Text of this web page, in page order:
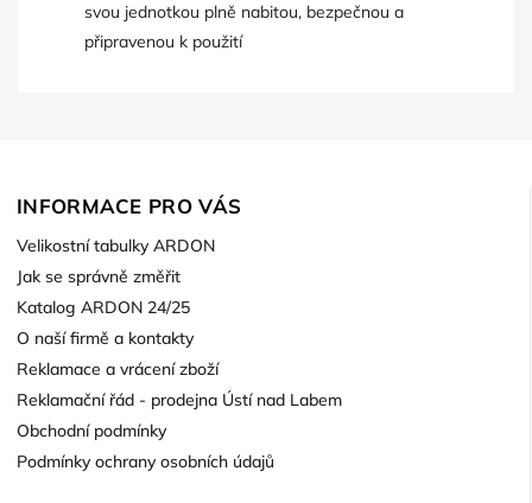
svou jednotkou plně nabitou, bezpečnou a
připravenou k použití
INFORMACE PRO VÁS
Velikostní tabulky ARDON
Jak se správně změřit
Katalog ARDON 24/25
O naší firmě a kontakty
Reklamace a vrácení zboží
Reklamační řád - prodejna Ústí nad Labem
Obchodní podmínky
Podmínky ochrany osobních údajů